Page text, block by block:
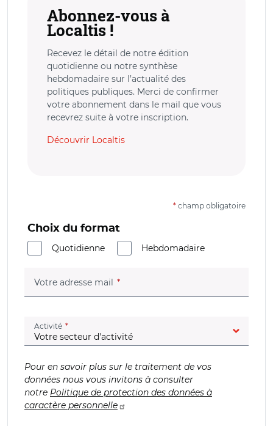
Abonnez-vous à
Localtis !
Recevez le détail de notre édition
quotidienne ou notre synthèse
hebdomadaire sur l’actualité des
politiques publiques. Merci de confirmer
votre abonnement dans le mail que vous
recevrez suite à votre inscription.
Découvrir Localtis
* champ obligatoire
Choix du format
Quotidienne
Hebdomadaire
Votre adresse mail (champ obligatoire)
Activité (champ obligatoire)
Pour en savoir plus sur le traitement de vos
données nous vous invitons à consulter
notre Politique de protection des données à
caractère personnelle